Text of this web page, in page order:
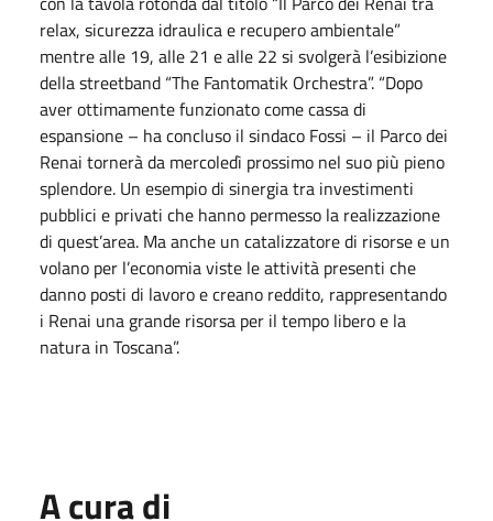
relax, sicurezza idraulica e recupero ambientale”
mentre alle 19, alle 21 e alle 22 si svolgerà l’esibizione
della streetband “The Fantomatik Orchestra”. “Dopo
aver ottimamente funzionato come cassa di
espansione – ha concluso il sindaco Fossi – il Parco dei
Renai tornerà da mercoledì prossimo nel suo più pieno
splendore. Un esempio di sinergia tra investimenti
pubblici e privati che hanno permesso la realizzazione
di quest’area. Ma anche un catalizzatore di risorse e un
volano per l’economia viste le attività presenti che
danno posti di lavoro e creano reddito, rappresentando
i Renai una grande risorsa per il tempo libero e la
natura in Toscana”.
A cura di